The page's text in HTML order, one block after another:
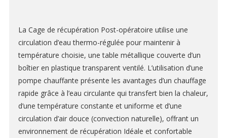
RESPIRATEURS – ASSISTANCE RESPIRATOIRE
KITS D’INTUBATION
MONITORING ET CONTRÔLE DES CONSTANTES PHYSIOLOGIQUES
Thermomètres et systèmes chauffants
Gaz respiratoire -gaz du sang- cycles oestrales
La Cage de récupération Post-opératoire utilise une
circulation d’eau thermo-régulée pour maintenir à
température choisie, une table métallique couverte d’un
boîtier en plastique transparent ventilé. L’utilisation d’une
pompe chauffante présente les avantages d’un chauffage
rapide grâce à l’eau circulante qui transfert bien la chaleur,
d’une température constante et uniforme et d’une
circulation d’air douce (convection naturelle), offrant un
environnement de récupération Idéale et confortable